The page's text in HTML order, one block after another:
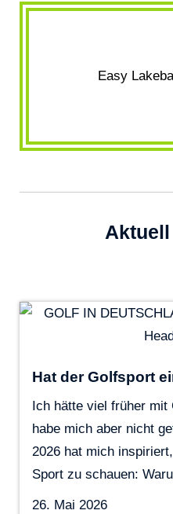
Easy
Hat der Golfsport
Ich hätte viel früher mit
habe mich aber nicht
2026 hat mich
Sport zu schauen:
26. Mai 2026